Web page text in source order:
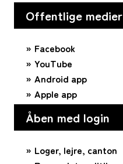
Offentlige medier
Facebook
YouTube
Android app
Apple app
Åben med login
Loger, lejre, canton